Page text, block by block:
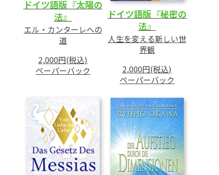
ドイツ語版『太陽の
法』
エル・カンターレへの
道
2,000円(税込)
ペーパーバック
ドイツ語版『秘密の
法』
人生を変える新しい世
界観
2,000円(税込)
ペーパーバック